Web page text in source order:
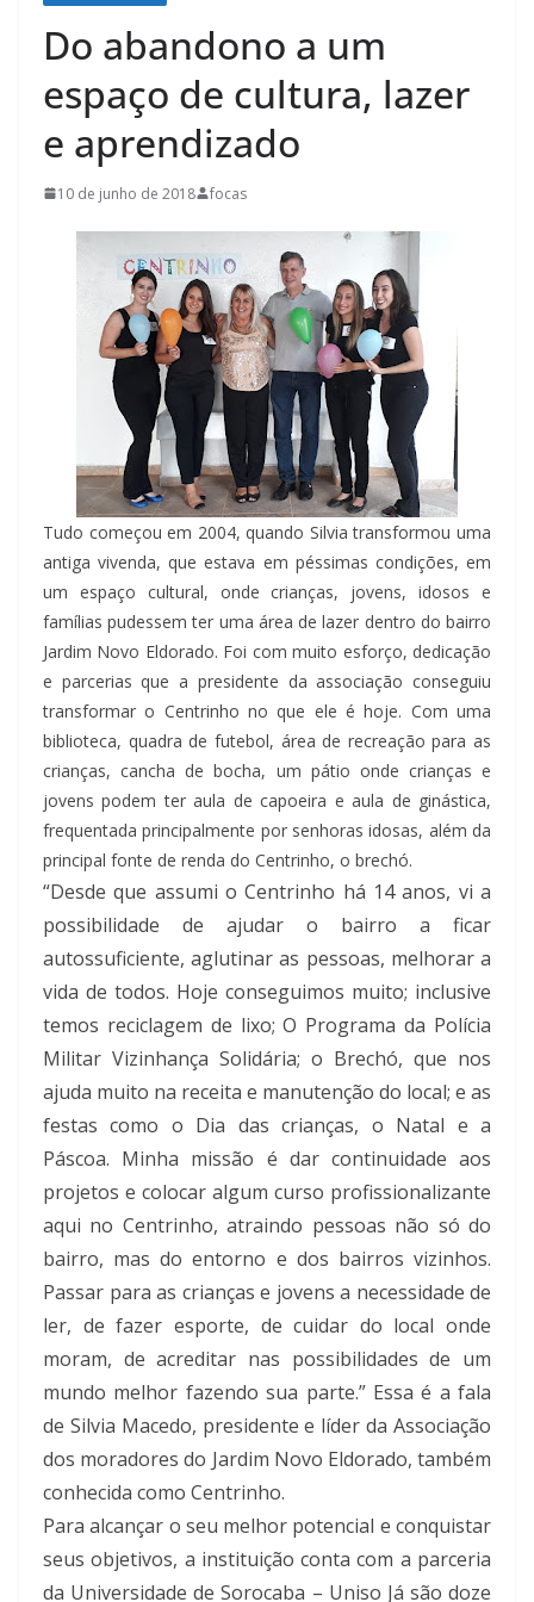
Do abandono a um
espaço de cultura, lazer
e aprendizado
10 de junho de 2018 focas
Tudo começou em 2004, quando Silvia transformou uma
antiga vivenda, que estava em péssimas condições, em
um espaço cultural, onde crianças, jovens, idosos e
famílias pudessem ter uma área de lazer dentro do bairro
Jardim Novo Eldorado. Foi com muito esforço, dedicação
e parcerias que a presidente da associação conseguiu
transformar o Centrinho no que ele é hoje. Com uma
biblioteca, quadra de futebol, área de recreação para as
crianças, cancha de bocha, um pátio onde crianças e
jovens podem ter aula de capoeira e aula de ginástica,
frequentada principalmente por senhoras idosas, além da
principal fonte de renda do Centrinho, o brechó.
“Desde que assumi o Centrinho há 14 anos, vi a
possibilidade de ajudar o bairro a ficar
autossuficiente, aglutinar as pessoas, melhorar a
vida de todos. Hoje conseguimos muito; inclusive
temos reciclagem de lixo; O Programa da Polícia
Militar Vizinhança Solidária; o Brechó, que nos
ajuda muito na receita e manutenção do local; e as
festas como o Dia das crianças, o Natal e a
Páscoa. Minha missão é dar continuidade aos
projetos e colocar algum curso profissionalizante
aqui no Centrinho, atraindo pessoas não só do
bairro, mas do entorno e dos bairros vizinhos.
Passar para as crianças e jovens a necessidade de
ler, de fazer esporte, de cuidar do local onde
moram, de acreditar nas possibilidades de um
mundo melhor fazendo sua parte.” Essa é a fala
de Silvia Macedo, presidente e líder da Associação
dos moradores do Jardim Novo Eldorado, também
conhecida como Centrinho.
Para alcançar o seu melhor potencial e conquistar
seus objetivos, a instituição conta com a parceria
da Universidade de Sorocaba – Uniso Já são doze